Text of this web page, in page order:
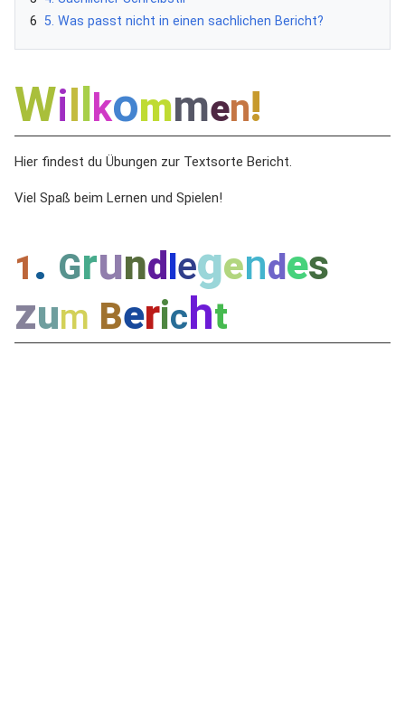
6 5 Was passt nicht in einen sach ichen Bericht?
Wil kommen!
Hier findest du Übungen zur Textsorte Bericht.
Viel Spaß beim Lernen und Spielen!
1 . Grund egendes
zum Bericht